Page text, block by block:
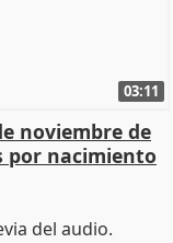
03:11
noviembre de
por nacimiento